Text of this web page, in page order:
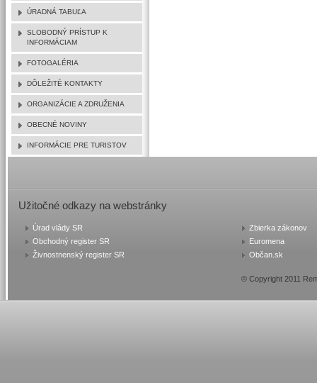
ÚRADNÁ TABUĽA
SLOBODNÝ PRÍSTUP K
INFORMÁCIAM
FOTOGALÉRIA
DÔLEŽITÉ KONTAKTY
ORGANIZÁCIE A ZDRUŽENIA
OBECNÉ NOVINY
INFORMÁCIE PRE TURISTOV
Užitočné odkazy na webstránky
Úrad vlády SR
Obchodný register SR
Živnostnenský register SR
Zbierka zákonov
Euromena
Občan.sk
© Copyright 2011